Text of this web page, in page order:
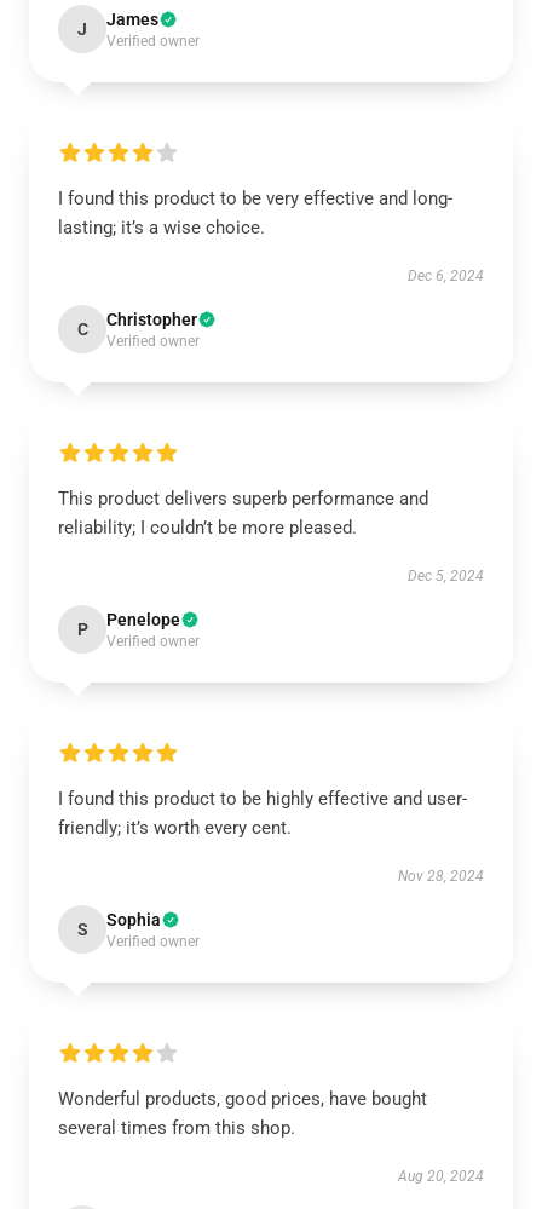
J James
Verified owner
I found this product to be very effective and long-
lasting; it’s a wise choice.
Dec 6, 2024
C Christopher
Verified owner
This product delivers superb performance and
reliability; I couldn’t be more pleased.
Dec 5, 2024
P Penelope
Verified owner
I found this product to be highly effective and user-
friendly; it’s worth every cent.
Nov 28, 2024
S Sophia
Verified owner
Wonderful products, good prices, have bought
several times from this shop.
Aug 20, 2024